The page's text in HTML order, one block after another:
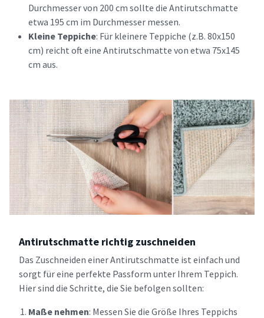
Durchmesser von 200 cm sollte die Antirutschmatte
etwa 195 cm im Durchmesser messen.
Kleine Teppiche: Für kleinere Teppiche (z.B. 80x150
cm) reicht oft eine Antirutschmatte von etwa 75x145
cm aus.
Antirutschmatte richtig zuschneiden
Das Zuschneiden einer Antirutschmatte ist einfach und
sorgt für eine perfekte Passform unter Ihrem Teppich.
Hier sind die Schritte, die Sie befolgen sollten:
Maße nehmen: Messen Sie die Größe Ihres Teppichs